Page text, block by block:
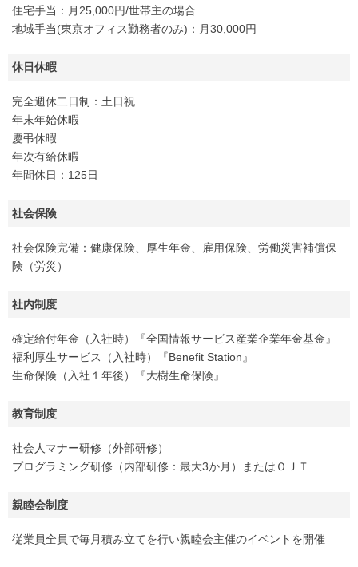
住宅手当：月25,000円/世帯主の場合
地域手当(東京オフィス勤務者のみ)：月30,000円
休日休暇
完全週休二日制：土日祝
年末年始休暇
慶弔休暇
年次有給休暇
年間休日：125日
社会保険
社会保険完備：健康保険、厚生年金、雇用保険、労働災害補償保
険（労災）
社内制度
確定給付年金（入社時）『全国情報サービス産業企業年金基金』
福利厚生サービス（入社時）『Benefit Station』
生命保険（入社１年後）『大樹生命保険』
教育制度
社会人マナー研修（外部研修）
プログラミング研修（内部研修：最大3か月）またはＯＪＴ
親睦会制度
従業員全員で毎月積み立てを行い親睦会主催のイベントを開催